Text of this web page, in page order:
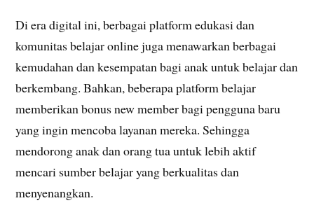
Di era digital ini, berbagai platform edukasi dan
komunitas belajar online juga menawarkan berbagai
kemudahan dan kesempatan bagi anak untuk belajar dan
berkembang. Bahkan, beberapa platform belajar
memberikan bonus new member bagi pengguna baru
yang ingin mencoba layanan mereka. Sehingga
mendorong anak dan orang tua untuk lebih aktif
mencari sumber belajar yang berkualitas dan
menyenangkan.